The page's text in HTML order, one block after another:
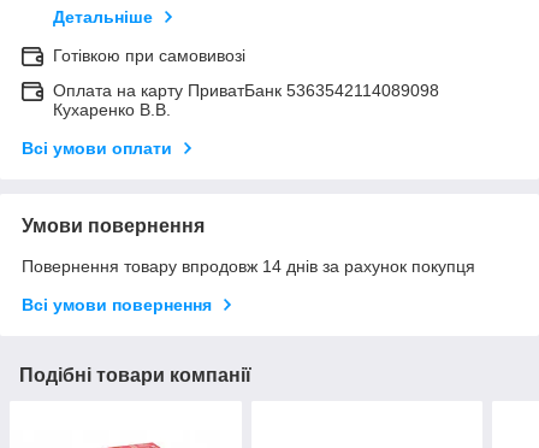
Детальніше
Готівкою при самовивозі
Оплата на карту ПриватБанк 5363542114089098
Кухаренко В.В.
Всі умови оплати
Умови повернення
Повернення товару впродовж 14 днів за рахунок покупця
Всі умови повернення
Подібні товари компанії